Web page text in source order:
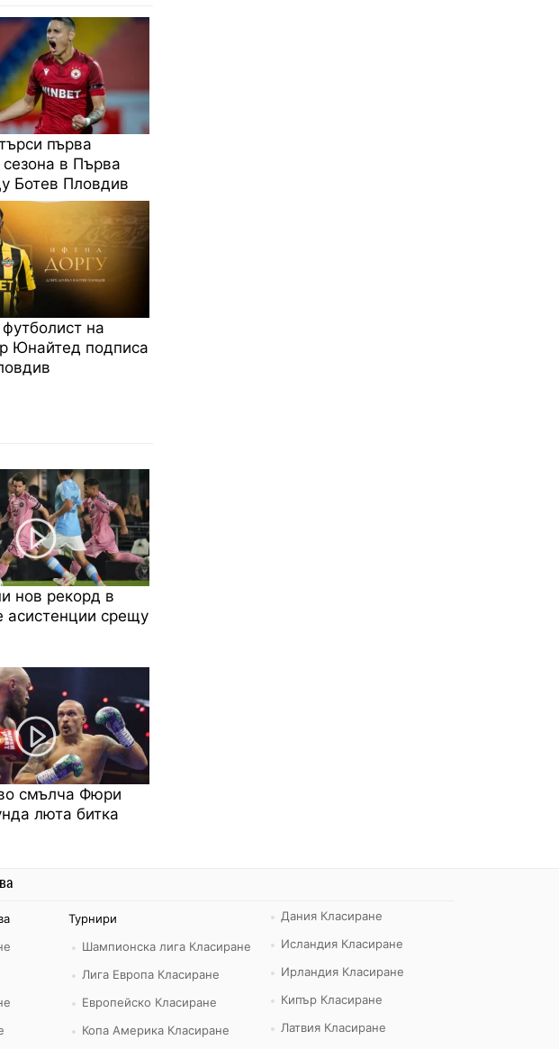
първа
в Първа
Ботев Пловдив
на
Юнайтед подписа
нов рекорд в
срещу
смълча Фюри
люта битка
Турнири
Шампионска лига Класиране
Лига Европа Класиране
Европейско Класиране
Копа Америка Класиране
Дания Класиране
Исландия Класиране
Ирландия Класиране
Кипър Класиране
Латвия Класиране